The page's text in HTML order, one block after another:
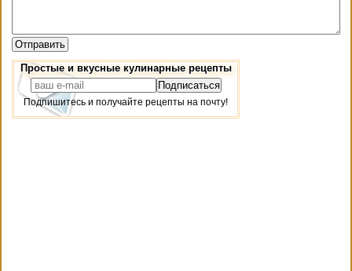
Простые и вкусные кулинарные рецепты
Подпишитесь и получайте рецепты на почту!